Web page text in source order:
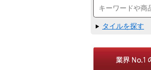
タイルを探す